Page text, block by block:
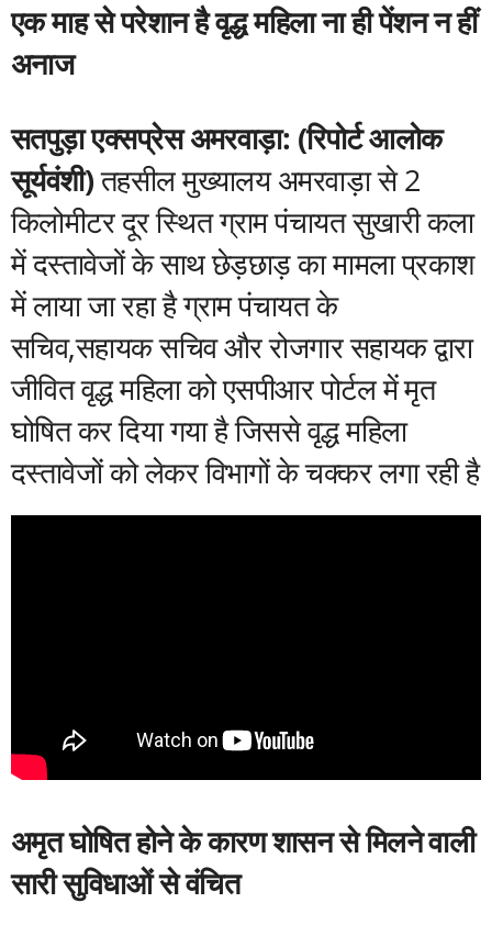
एक माह से परेशान है वृद्ध महिला ना ही पेंशन न हीं
अनाज
सतपुड़ा एक्सप्रेस अमरवाड़ा: (रिपोर्ट आलोक
सूर्यवंशी)तहसील मुख्यालय अमरवाड़ा से 2
किलोमीटर दूर स्थित ग्राम पंचायत सुखारी कला
में दस्तावेजों के साथ छेड़छाड़ का मामला प्रकाश
में लाया जा रहा है ग्राम पंचायत के
सचिव,सहायक सचिव और रोजगार सहायक द्वारा
जीवित वृद्ध महिला को एसपीआर पोर्टल में मृत
घोषित कर दिया गया है जिससे वृद्ध महिला
दस्तावेजों को लेकर विभागों के चक्कर लगा रही है
अमृत घोषित होने के कारण शासन से मिलने वाली
सारी सुविधाओं से वंचित